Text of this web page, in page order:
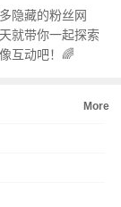
隐藏的粉丝网
就带你一起探索
互动吧！🌈
More